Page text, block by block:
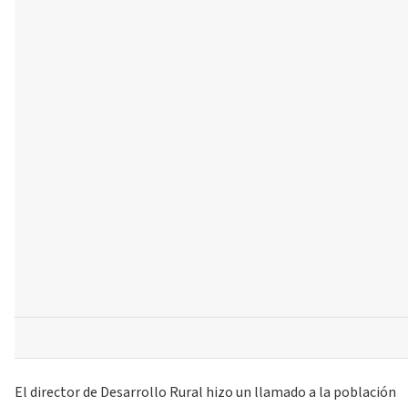
El director de Desarrollo Rural hizo un llamado a la población